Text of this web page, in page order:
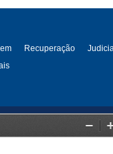
Recuperação